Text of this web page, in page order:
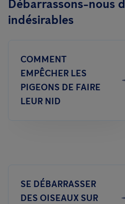
l'environnement.
pigeons, car ils peuvent présenter
les animaux domestiques et
Débarrassons-nous
indésirables
COMMENT
EMPÊCHER LES
PIGEONS DE FAIRE
LEUR NID
SE DÉBARRASSER
DES OISEAUX SUR